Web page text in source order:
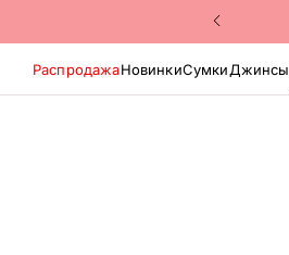
РаспродажаНовинкиСумкиДжинсы